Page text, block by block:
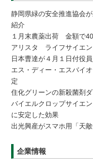
静岡県緑の安全推進協会
紹介
１月末農薬出荷 金額で
アリスタ ライフサイエ
日本曹達が４月１日付役
エス・ディー・エスバイ
定
住化グリーンの新殺菌剤
バイエルクロップサイエ
に安定した効果
出光興産がスマホ用「天
企業情報